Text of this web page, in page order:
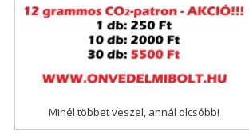
Minél többet veszel, annál olcsóbb!